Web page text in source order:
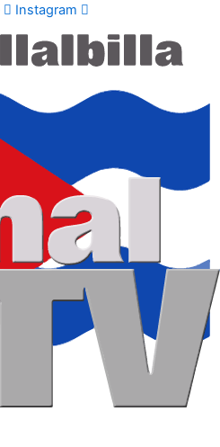
Instagram